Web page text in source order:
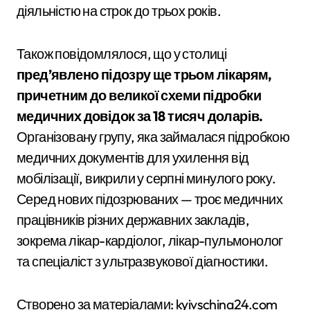
діяльністю на строк до трьох років.
Також повідомлялося, що у столиці
пред’явлено підозру ще трьом лікарям,
причетним до великої схеми підробки
медичних довідок за 18 тисяч доларів.
Організовану групу, яка займалася підробкою
медичних документів для ухилення від
мобілізації, викрили у серпні минулого року.
Серед нових підозрюваних — троє медичних
працівників різних державних закладів,
зокрема лікар-кардіолог, лікар-пульмонолог
та спеціаліст з ультразвукової діагностики.
Створено за матеріалами: kyivschina24.com